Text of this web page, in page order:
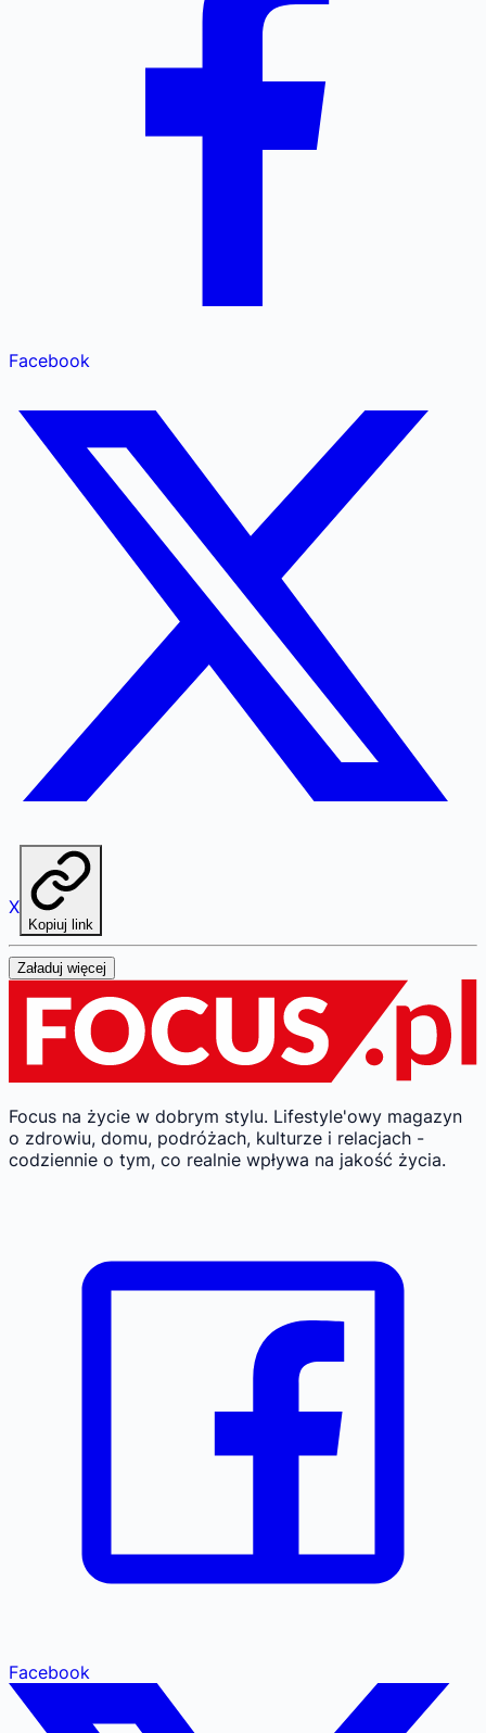
Facebook
X
Kopiuj link
Załaduj więcej
Focus na życie w dobrym stylu. Lifestyle'owy magazyn
o zdrowiu, domu, podróżach, kulturze i relacjach -
codziennie o tym, co realnie wpływa na jakość życia.
Facebook